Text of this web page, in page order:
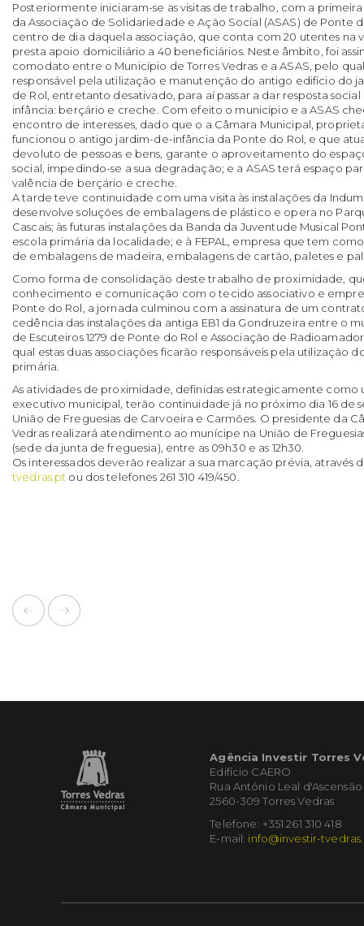
Posteriormente iniciaram-se as visitas de trabalho, com a
da Associação de Solidariedade e Ação Social (ASAS) de Ponte
centro de dia daquela associação, que conta com 20 utentes na
presta apoio domiciliário a 40 beneficiários. Neste âmbito, foi
comodato entre o Município de Torres Vedras e a ASAS, pelo
responsável pela utilização e manutenção do antigo edifício do
de Rol, entretanto desativado, para aí passar a dar resposta
infância: berçário e creche. Com efeito o município e a ASAS
encontro de interesses, dado que o a Câmara Municipal,
funcionou o antigo jardim-de-infância da Ponte do Rol, e que
devoluto de pessoas e bens, garante o aproveitamento do
social, impedindo-se a sua degradação; e a ASAS terá espaço
valência de berçário e creche.
A tarde teve continuidade com uma visita às instalações da
desenvolve soluções de embalagens de plástico e opera no
Cascais; às futuras instalações da Banda da Juventude Musical
escola primária da localidade; e à FEPAL, empresa que tem
de embalagens de madeira, embalagens de cartão, paletes e
Como forma de consolidação deste trabalho de proximidade,
conhecimento e comunicação com o tecido associativo e
Ponte do Rol, a jornada culminou com a assinatura de um
cedência das instalações da antiga EB1 da Gondruzeira entre o
de Escuteiros 1279 de Ponte do Rol e Associação de
qual estas duas associações ficarão responsáveis pela utilização
primária.
As atividades de proximidade, definidas estrategicamente como
executivo municipal, terão continuidade já no próximo dia 16 de
União de Freguesias de Carvoeira e Carmões. O presidente da
Vedras realizará atendimento ao munícipe na União de
(sede da junta de freguesia), entre as 09h30 e as 12h30.
Os interessados deverão realizar a sua marcação prévia, através
tvedras.pt ou dos telefones 261 310 419/450.
Agência Investir Torres
Edifício CAERO
Rua António Leal d'Ascensão
2560-309 Torres Vedras
Telefone: +351 261 310 418
E-mail: info@investir-